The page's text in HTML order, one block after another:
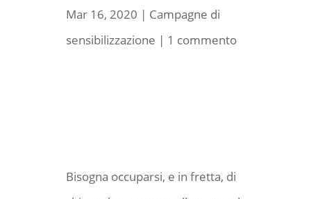
Mar 16, 2020 | Campagne di
sensibilizzazione | 1 commento
Bisogna occuparsi, e in fretta, di